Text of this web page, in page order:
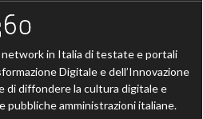
network in Italia di testate e portali
Digitale e dell’Innovazione
di diffondere la cultura digitale e
pubbliche amministrazioni italiane.